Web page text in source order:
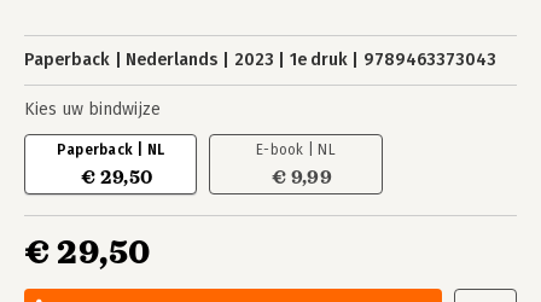
Paperback Nederlands 2023 1e druk 9789463373043
Kies uw bindwijze
Paperback | NL
€ 29,50
E-book | NL
€ 9,99
€ 29,50